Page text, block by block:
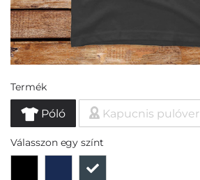
Termék
Póló Kapucnis pulóver
Válasszon egy színt